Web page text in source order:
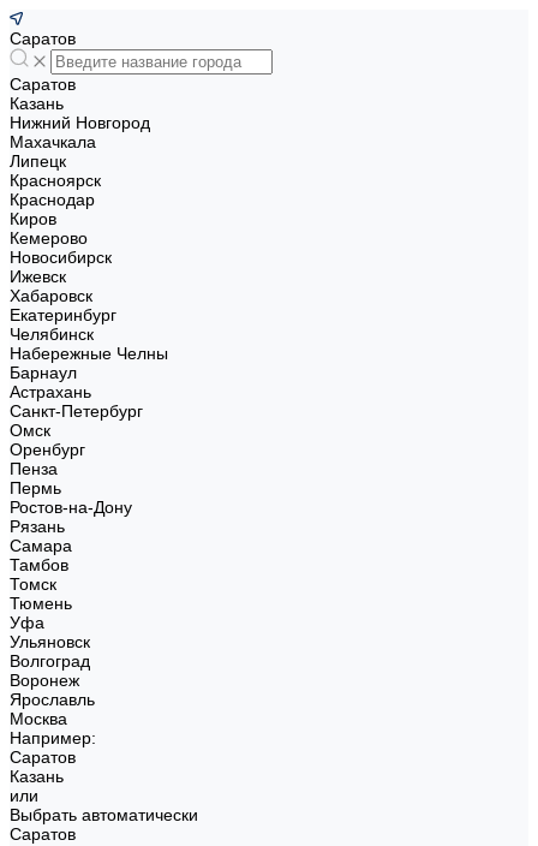
Саратов
Саратов
Казань
Нижний Новгород
Махачкала
Липецк
Красноярск
Краснодар
Киров
Кемерово
Новосибирск
Ижевск
Хабаровск
Екатеринбург
Челябинск
Набережные Челны
Барнаул
Астрахань
Санкт-Петербург
Омск
Оренбург
Пенза
Пермь
Ростов-на-Дону
Рязань
Самара
Тамбов
Томск
Тюмень
Уфа
Ульяновск
Волгоград
Воронеж
Ярославль
Москва
Например:
Саратов
Казань
или
Выбрать автоматически
Саратов